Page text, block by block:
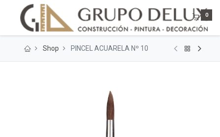
0
Shop PINCEL ACUARELA Nº 10